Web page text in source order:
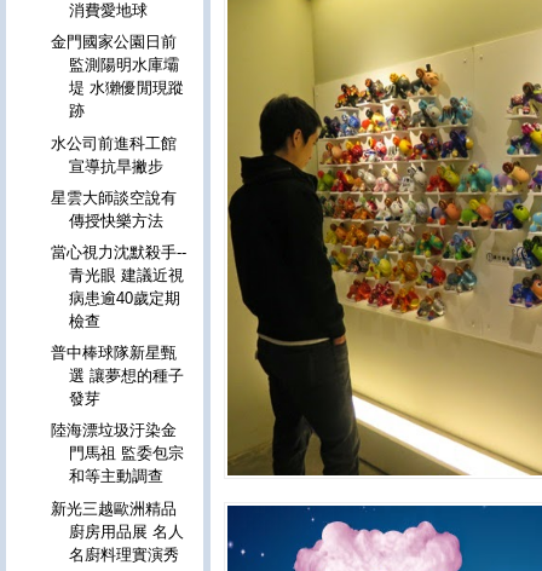
消費愛地球
金門國家公園日前
監測陽明水庫壩
堤 水獺優閒現蹤
跡
水公司前進科工館
宣導抗旱撇步
星雲大師談空說有
傳授快樂方法
當心視力沈默殺手--
青光眼 建議近視
病患逾40歲定期
檢查
普中棒球隊新星甄
選 讓夢想的種子
發芽
陸海漂垃圾汙染金
門馬祖 監委包宗
和等主動調查
新光三越歐洲精品
廚房用品展 名人
名廚料理實演秀